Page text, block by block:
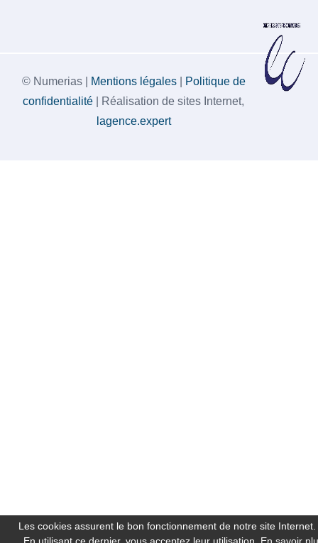
© Numerias | Mentions légales|
Politique de
confidentialité | Réalisation de sites Internet,
lagence.expert
Les cookies assurent le bon fonctionnement de notre site Internet.